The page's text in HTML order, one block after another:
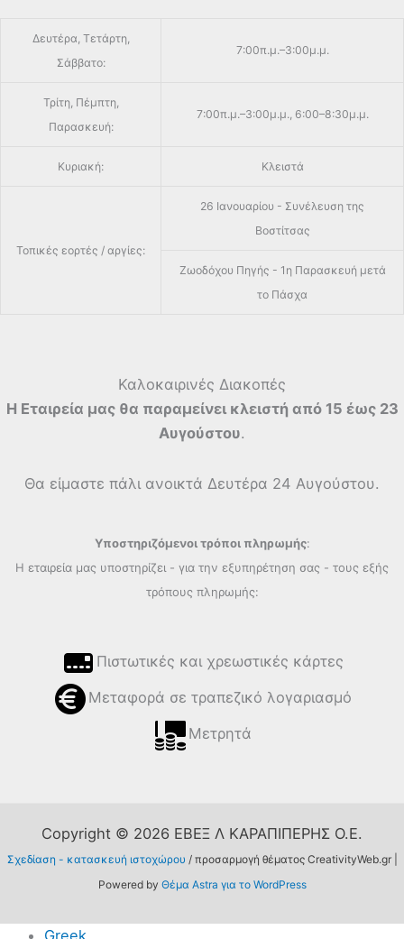
Δευτέρα, Τετάρτη,
Σάββατο:
7:00π.μ.–3:00μ.μ.
Τρίτη, Πέμπτη,
Παρασκευή:
7:00π.μ.–3:00μ.μ., 6:00–8:30μ.μ.
Κυριακή: Κλειστά
Τοπικές εορτές / αργίες:
26 Ιανουαρίου - Συνέλευση της
Βοστίτσας
Ζωοδόχου Πηγής - 1η Παρασκευή μετά
το Πάσχα
Καλοκαιρινές Διακοπές
Η Εταιρεία μας θα παραμείνει κλειστή από 15 έως 23
Αυγούστου.
Θα είμαστε πάλι ανοικτά Δευτέρα 24 Αυγούστου.
Υποστηριζόμενοι τρόποι πληρωμής:
Η εταιρεία μας υποστηρίζει - για την εξυπηρέτηση σας - τους εξής
τρόπους πληρωμής:
Πιστωτικές και χρεωστικές κάρτες
Μεταφορά σε τραπεζικό λογαριασμό
Μετρητά
Copyright © 2026 ΕΒΕΞ Λ ΚΑΡΑΠΙΠΕΡΗΣ Ο.Ε.
Σχεδίαση - κατασκευή ιστοχώρου / προσαρμογή θέματος CreativityWeb.gr |
Powered by Θέμα Astra για το WordPress